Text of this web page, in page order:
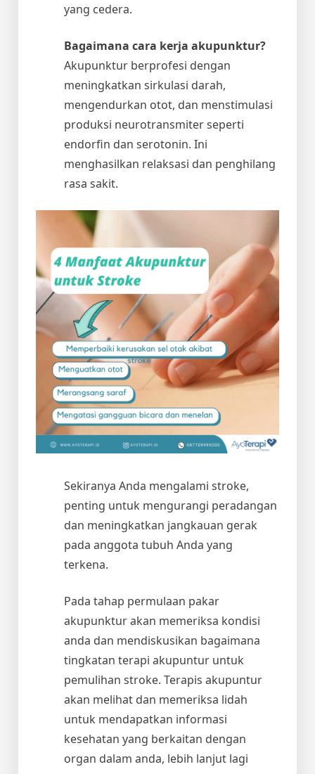
yang cedera.
Bagaimana cara kerja akupunktur?
Akupunktur berprofesi dengan
meningkatkan sirkulasi darah,
mengendurkan otot, dan menstimulasi
produksi neurotransmiter seperti
endorfin dan serotonin. Ini
menghasilkan relaksasi dan penghilang
rasa sakit.
Sekiranya Anda mengalami stroke,
penting untuk mengurangi peradangan
dan meningkatkan jangkauan gerak
pada anggota tubuh Anda yang
terkena.
Pada tahap permulaan pakar
akupunktur akan memeriksa kondisi
anda dan mendiskusikan bagaimana
tingkatan terapi akupuntur untuk
pemulihan stroke. Terapis akupuntur
akan melihat dan memeriksa lidah
untuk mendapatkan informasi
kesehatan yang berkaitan dengan
organ dalam anda, lebih lanjut lagi